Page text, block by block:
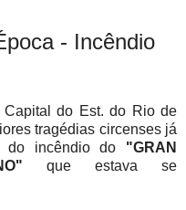
- Incêndio
Capital do Est. do Rio de
tragédias circenses já
do incêndio do "GRAN
que estava se